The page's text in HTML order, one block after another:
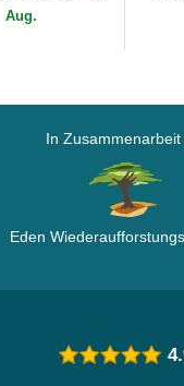
Aug.
In Zusammenarbeit
Eden